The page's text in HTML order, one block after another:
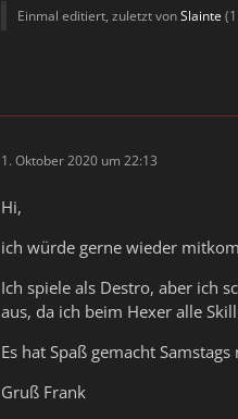
Einmal editiert, zuletzt vonSlainte (
1. Oktober 2020 um 22:13
Hi,
ich würde gerne wieder
Ich spiele als Destro, aber ich
aus, da ich beim Hexer alle
Es hat Spaß gemacht
Gruß Frank